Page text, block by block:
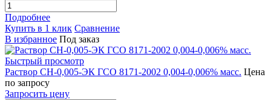
Подробнее
Купить в 1 клик Сравнение
В избранное Под заказ
Быстрый просмотр
Раствор СН-0,005-ЭК ГСО 8171-2002 0,004-0,006% масс. Цена
по запросу
Запросить цену